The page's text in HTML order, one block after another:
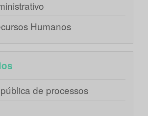
Humanos
de processos